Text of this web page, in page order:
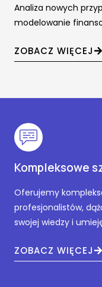
Analiza nowych
modelowanie
ZOBACZ WIĘCEJ
Kompleksowe
Oferujemy
profesjonalistów,
swojej wiedzy i
ZOBACZ WIĘCEJ